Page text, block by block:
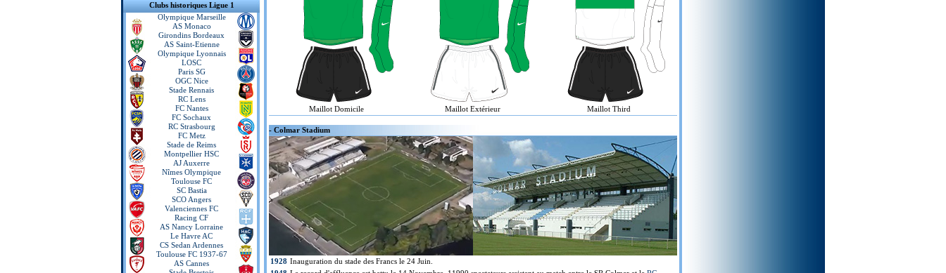
Clubs historiques Ligue 1
Olympique Marseille
AS Monaco
Girondins Bordeaux
AS Saint-Etienne
Olympique Lyonnais
LOSC
Paris SG
OGC Nice
Stade Rennais
RC Lens
FC Nantes
FC Sochaux
RC Strasbourg
FC Metz
Stade de Reims
Montpellier HSC
AJ Auxerre
Nîmes Olympique
Toulouse FC
SC Bastia
SCO Angers
Valenciennes FC
Racing CF
AS Nancy Lorraine
Le Havre AC
CS Sedan Ardennes
Toulouse FC 1937-67
AS Cannes
Maillot Domicile Maillot Extérieur Maillot Third
- Colmar Stadium
1928 Inauguration du stade des Francs le 24 Juin.